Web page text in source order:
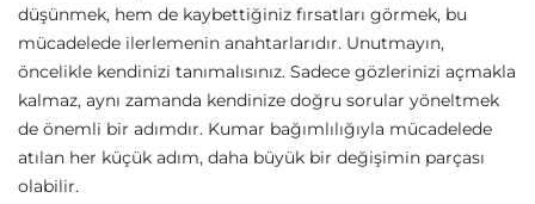
düşünmek, hem de kaybettiğiniz fırsatları görmek, bu
mücadelede ilerlemenin anahtarlarıdır. Unutmayın,
öncelikle kendinizi tanımalısınız. Sadece gözlerinizi açmakla
kalmaz, aynı zamanda kendinize doğru sorular yöneltmek
de önemli bir adımdır. Kumar bağımlılığıyla mücadelede
atılan her küçük adım, daha büyük bir değişimin parçası
olabilir.